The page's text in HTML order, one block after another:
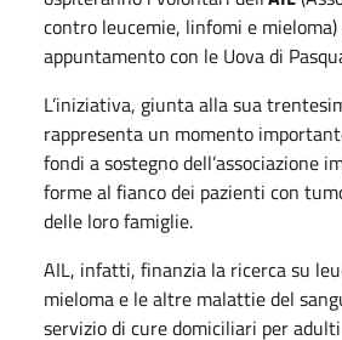
contro leucemie, linfomi e
appuntamento con le Uova di
L’iniziativa, giunta alla sua
rappresenta un momento
fondi a sostegno dell’associazione
forme al fianco dei pazienti con
delle loro famiglie.
AIL, infatti, finanzia la ricerca su
mieloma e le altre malattie del
servizio di cure domiciliari per